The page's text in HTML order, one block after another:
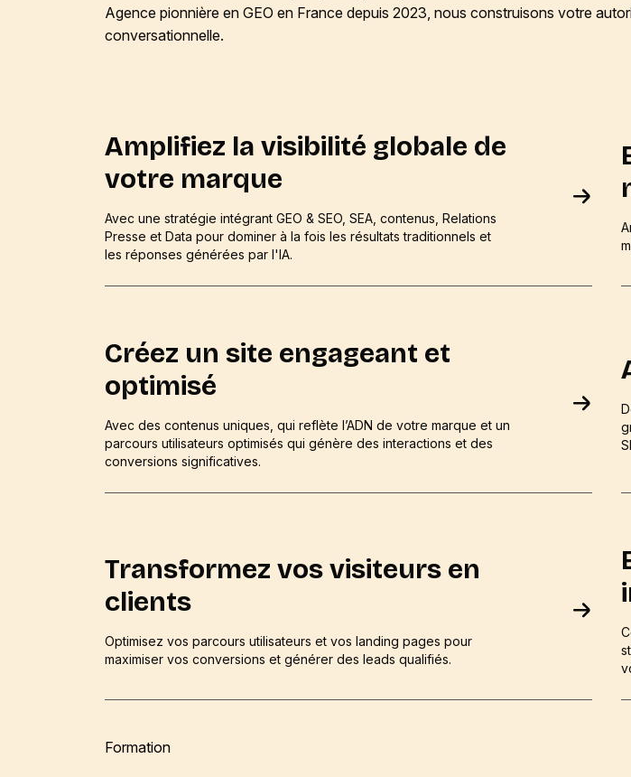
Agence pionnière en GEO en France depuis 2023, nous construisons votre
conversationnelle.
Amplifiez la visibilité globale de
votre marque
Avec une stratégie intégrant GEO & SEO, SEA, contenus, Relations
Presse et Data pour dominer à la fois les résultats traditionnels et
les réponses générées par l'IA.
Créez un site engageant et
optimisé
Avec des contenus uniques, qui reflète l’ADN de votre marque et un
parcours utilisateurs optimisés qui génère des interactions et des
conversions significatives.
Transformez vos visiteurs en
clients
Optimisez vos parcours utilisateurs et vos landing pages pour
maximiser vos conversions et générer des leads qualifiés.
Formation